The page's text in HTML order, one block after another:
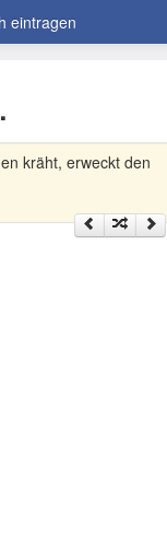
eintragen
kräht, erweckt den